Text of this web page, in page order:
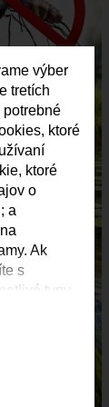
výber
tretích
potrebné
ktoré
ktoré
o
a
Ak
s
typy
svoj
časti